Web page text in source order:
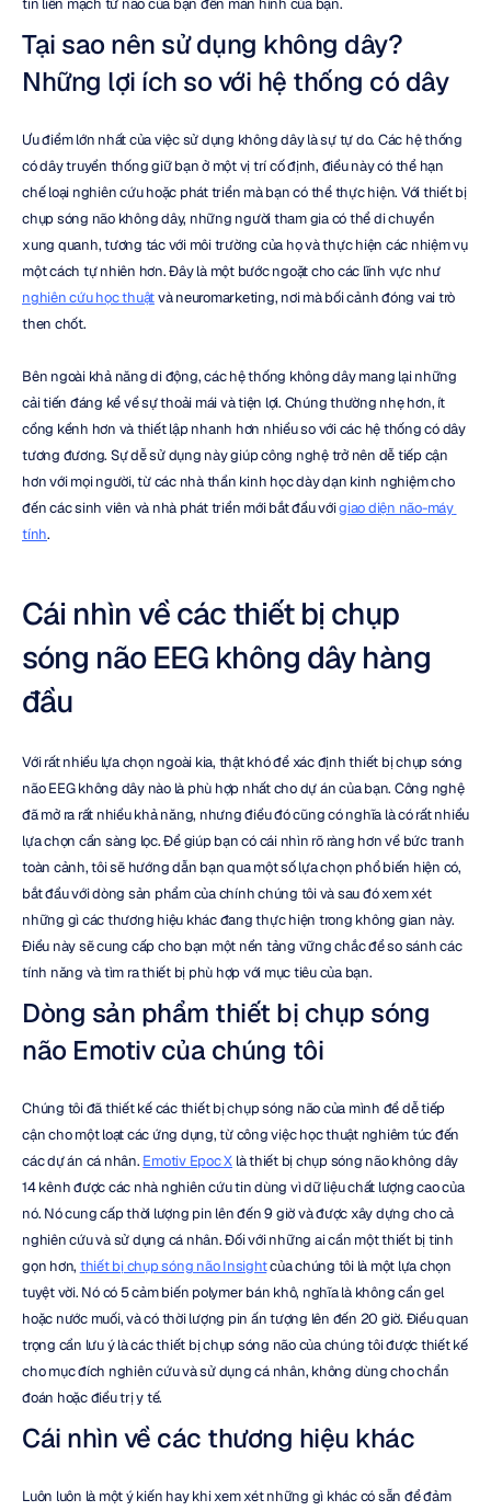
tin liền mạch từ não của bạn đến màn hình của bạn.
Tại sao nên sử dụng không dây?
Những lợi ích so với hệ thống có dây
Ưu điểm lớn nhất của việc sử dụng không dây là sự tự do. Các hệ thống
có dây truyền thống giữ bạn ở một vị trí cố định, điều này có thể hạn
chế loại nghiên cứu hoặc phát triển mà bạn có thể thực hiện. Với thiết bị
chụp sóng não không dây, những người tham gia có thể di chuyển
xung quanh, tương tác với môi trường của họ và thực hiện các nhiệm vụ
một cách tự nhiên hơn. Đây là một bước ngoặt cho các lĩnh vực như
nghiên cứu học thuật và neuromarketing, nơi mà bối cảnh đóng vai trò
then chốt.
Bên ngoài khả năng di động, các hệ thống không dây mang lại những
cải tiến đáng kể về sự thoải mái và tiện lợi. Chúng thường nhẹ hơn, ít
cồng kềnh hơn và thiết lập nhanh hơn nhiều so với các hệ thống có dây
tương đương. Sự dễ sử dụng này giúp công nghệ trở nên dễ tiếp cận
hơn với mọi người, từ các nhà thần kinh học dày dạn kinh nghiệm cho
đến các sinh viên và nhà phát triển mới bắt đầu với giao diện não-máy
tính.
Cái nhìn về các thiết bị chụp
sóng não EEG không dây hàng
đầu
Với rất nhiều lựa chọn ngoài kia, thật khó để xác định thiết bị chụp sóng
não EEG không dây nào là phù hợp nhất cho dự án của bạn. Công nghệ
đã mở ra rất nhiều khả năng, nhưng điều đó cũng có nghĩa là có rất nhiều
lựa chọn cần sàng lọc. Để giúp bạn có cái nhìn rõ ràng hơn về bức tranh
toàn cảnh, tôi sẽ hướng dẫn bạn qua một số lựa chọn phổ biến hiện có,
bắt đầu với dòng sản phẩm của chính chúng tôi và sau đó xem xét
những gì các thương hiệu khác đang thực hiện trong không gian này.
Điều này sẽ cung cấp cho bạn một nền tảng vững chắc để so sánh các
tính năng và tìm ra thiết bị phù hợp với mục tiêu của bạn.
Dòng sản phẩm thiết bị chụp sóng
não Emotiv của chúng tôi
Chúng tôi đã thiết kế các thiết bị chụp sóng não của mình để dễ tiếp
cận cho một loạt các ứng dụng, từ công việc học thuật nghiêm túc đến
các dự án cá nhân. Emotiv Epoc X là thiết bị chụp sóng não không dây
14 kênh được các nhà nghiên cứu tin dùng vì dữ liệu chất lượng cao của
nó. Nó cung cấp thời lượng pin lên đến 9 giờ và được xây dựng cho cả
nghiên cứu và sử dụng cá nhân. Đối với những ai cần một thiết bị tinh
gọn hơn, thiết bị chụp sóng não Insight của chúng tôi là một lựa chọn
tuyệt vời. Nó có 5 cảm biến polymer bán khô, nghĩa là không cần gel
hoặc nước muối, và có thời lượng pin ấn tượng lên đến 20 giờ. Điều quan
trọng cần lưu ý là các thiết bị chụp sóng não của chúng tôi được thiết kế
cho mục đích nghiên cứu và sử dụng cá nhân, không dùng cho chẩn
đoán hoặc điều trị y tế.
Cái nhìn về các thương hiệu khác
Luôn luôn là một ý kiến hay khi xem xét những gì khác có sẵn để đảm